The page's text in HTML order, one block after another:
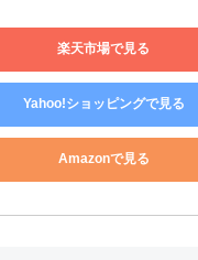
楽天市場で見る
Yahoo!ショッピングで見る
Amazonで見る